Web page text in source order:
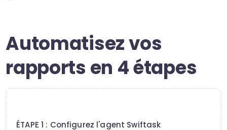
Automatisez vos
rapports en 4 étapes
ÉTAPE 1 : Configurez l'agent Swiftask